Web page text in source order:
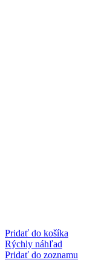
Pridať do košíka
Rýchly náhľad
Pridať do zoznamu